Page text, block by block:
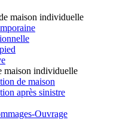
maison individuelle
maison individuelle
de maison
après sinistre
Ouvrage